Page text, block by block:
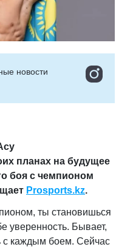
новости
планах на будущее
боя с чемпионом
Prosports.kz.
ты становишься
уверенность. Бывает,
с каждым боем. Сейчас